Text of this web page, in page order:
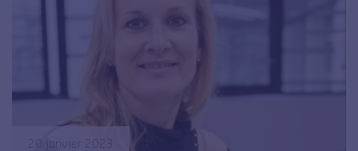
20 janvier 2023